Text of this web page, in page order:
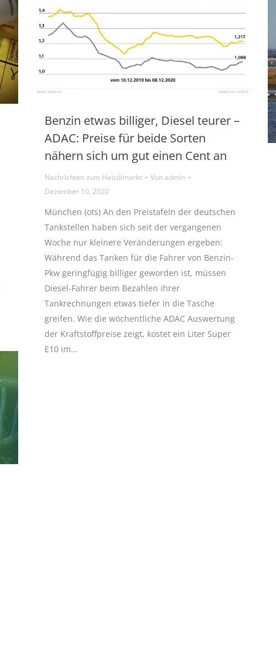
Benzin etwas billiger, Diesel teurer –
ADAC: Preise für beide Sorten
nähern sich um gut einen Cent an
Nachrichten zum Heizölmarkt Vonadmin
Dezember 10, 2020
München (ots) An den Preistafeln der deutschen
Tankstellen haben sich seit der vergangenen
Woche nur kleinere Veränderungen ergeben:
Während das Tanken für die Fahrer von Benzin-
Pkw geringfügig billiger geworden ist, müssen
Diesel-Fahrer beim Bezahlen ihrer
Tankrechnungen etwas tiefer in die Tasche
greifen. Wie die wöchentliche ADAC Auswertung
der Kraftstoffpreise zeigt, kostet ein Liter Super
E10 im…